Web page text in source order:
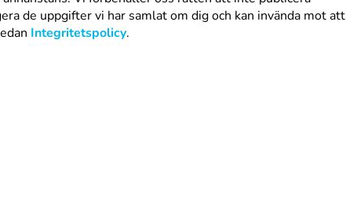
de uppgifter vi har samlat om dig och kan invända mot att
Integritetspolicy.